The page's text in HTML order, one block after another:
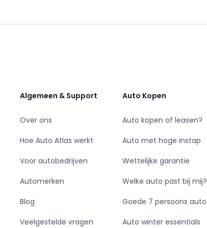
zelf wanneer je zonder boete overstapt
ons niets uit.
Algemeen & Support
Over ons
Hoe Auto Atlas werkt
Voor autobedrijven
Automerken
Blog
Veelgestelde vragen
Auto Kopen
Auto kopen of leasen?
Auto met hoge instap
Wettelijke garantie
Welke auto past bij mij?
Goede 7 persoons auto
Auto winter essentials